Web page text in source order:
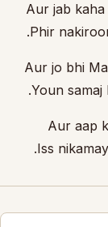
Aur jab
Phir
Aur jo bhi
Youn samaj
Aur aap
Iss